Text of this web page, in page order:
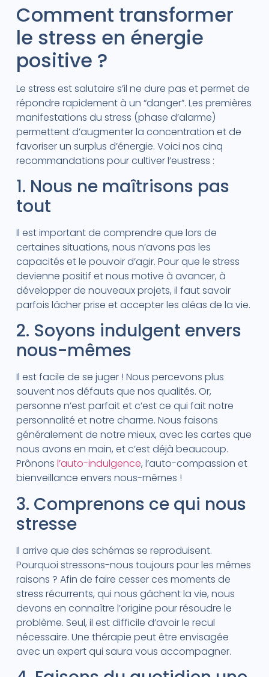
Comment transformer
le stress en énergie
positive ?
Le stress est salutaire s’il ne dure pas et permet de
répondre rapidement à un “danger”. Les premières
manifestations du stress (phase d’alarme)
permettent d’augmenter la concentration et de
favoriser un surplus d’énergie. Voici nos cinq
recommandations pour cultiver l’eustress :
1. Nous ne maîtrisons pas
tout
Il est important de comprendre que lors de
certaines situations, nous n’avons pas les
capacités et le pouvoir d’agir. Pour que le stress
devienne positif et nous motive à avancer, à
développer de nouveaux projets, il faut savoir
parfois lâcher prise et accepter les aléas de la vie.
2. Soyons indulgent envers
nous-mêmes
Il est facile de se juger ! Nous percevons plus
souvent nos défauts que nos qualités. Or,
personne n’est parfait et c’est ce qui fait notre
personnalité et notre charme. Nous faisons
généralement de notre mieux, avec les cartes que
nous avons en main, et c’est déjà beaucoup.
Prônons l’auto-indulgence, l’auto-compassion et
bienveillance envers nous-mêmes !
3. Comprenons ce qui nous
stresse
Il arrive que des schémas se reproduisent.
Pourquoi stressons-nous toujours pour les mêmes
raisons ? Afin de faire cesser ces moments de
stress récurrents, qui nous gâchent la vie, nous
devons en connaître l’origine pour résoudre le
problème. Seul, il est difficile d’avoir le recul
nécessaire. Une thérapie peut être envisagée
avec un expert qui saura vous accompagner.